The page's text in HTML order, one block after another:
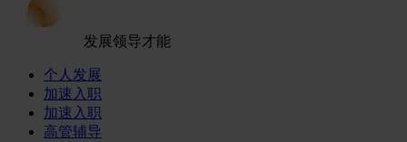
发展领导才能
个人发展
加速入职
加速入职
高管辅导